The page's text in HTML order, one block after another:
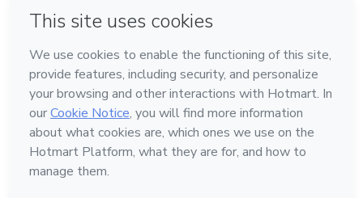
Feito com ❤ em Bogotá
Conheça a Hotmart
Idioma
Português